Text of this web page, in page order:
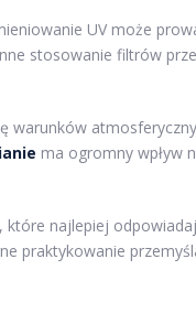
UV może
stosowanie filtrów
ma ogromny wpływ
które najlepiej
praktykowanie